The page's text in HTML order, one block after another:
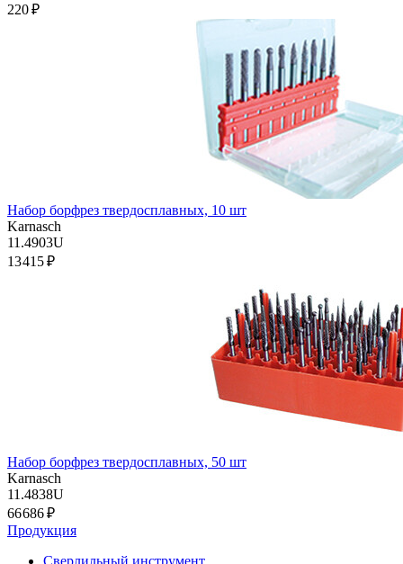
220 ₽
Набор борфрез твердосплавных, 10 шт
Karnasch
11.4903U
13 415 ₽
Набор борфрез твердосплавных, 50 шт
Karnasch
11.4838U
66 686 ₽
Продукция
Сверлильный инструмент